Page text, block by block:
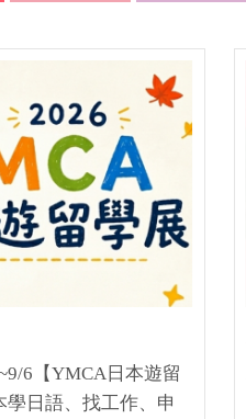
6【YMCA日本遊留
學日語、找工作、申